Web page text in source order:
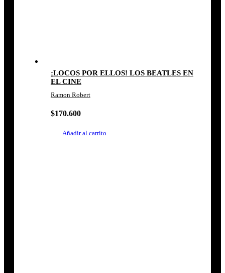
¡LOCOS POR ELLOS! LOS BEATLES EN
EL CINE
Ramon Robert
$170.600
Añadir al carrito